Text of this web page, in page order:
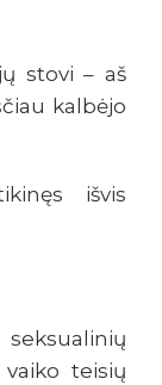
stovi – aš
kalbėjo
išvis
teisių